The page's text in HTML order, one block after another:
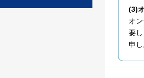
(3)
オ
要
申